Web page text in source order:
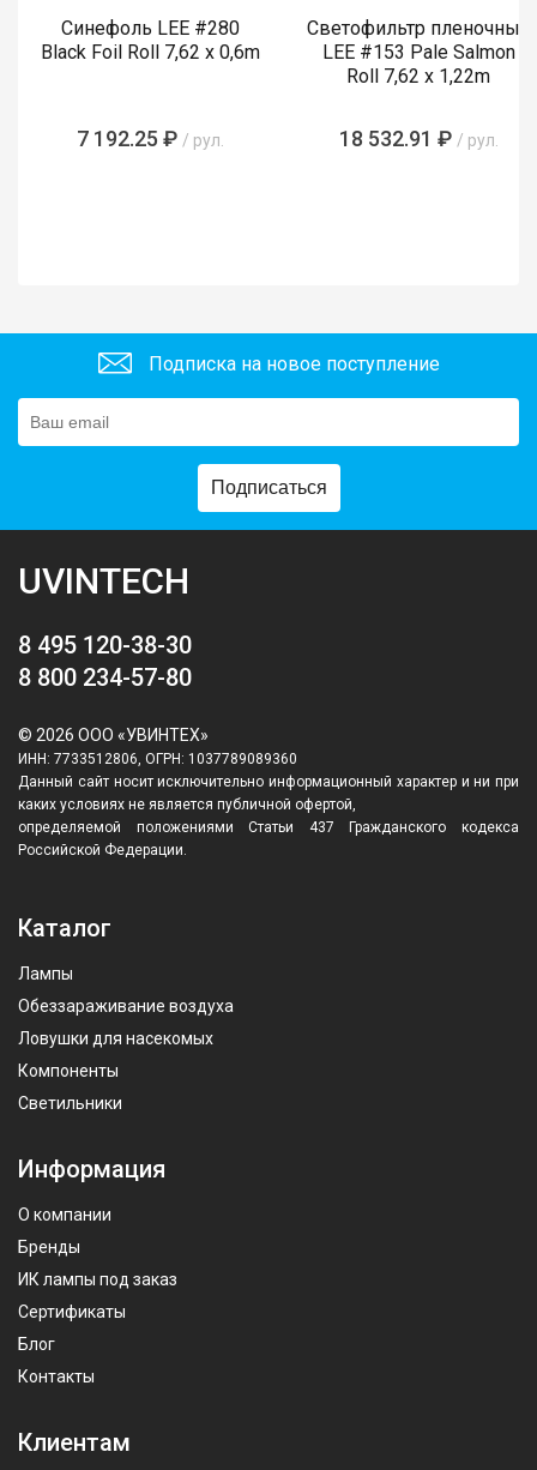
Синефоль LEE #280
Black Foil Roll 7,62 x 0,6m
7 192.25 ₽ / рул.
Светофильтр пленочный
LEE #153 Pale Salmon
Roll 7,62 x 1,22m
18 532.91 ₽ / рул.
Подписка на новое поступление
Подписаться
UVINTECH
8 495 120-38-30
8 800 234-57-80
© 2026 ООО «УВИНТЕХ»
ИНН: 7733512806, ОГРН: 1037789089360
Данный сайт носит исключительно информационный характер и ни при
каких условиях не является публичной офертой,
определяемой положениями Статьи 437 Гражданского кодекса
Российской Федерации.
Каталог
Лампы
Обеззараживание воздуха
Ловушки для насекомых
Компоненты
Светильники
Информация
О компании
Бренды
ИК лампы под заказ
Сертификаты
Блог
Контакты
Клиентам